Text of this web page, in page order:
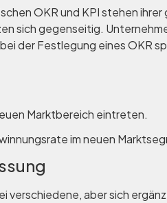
OKR und KPI stehen
sich gegenseitig.
der Festlegung eines OKR
Marktbereich eintreten.
im neuen
verschiedene, aber sich